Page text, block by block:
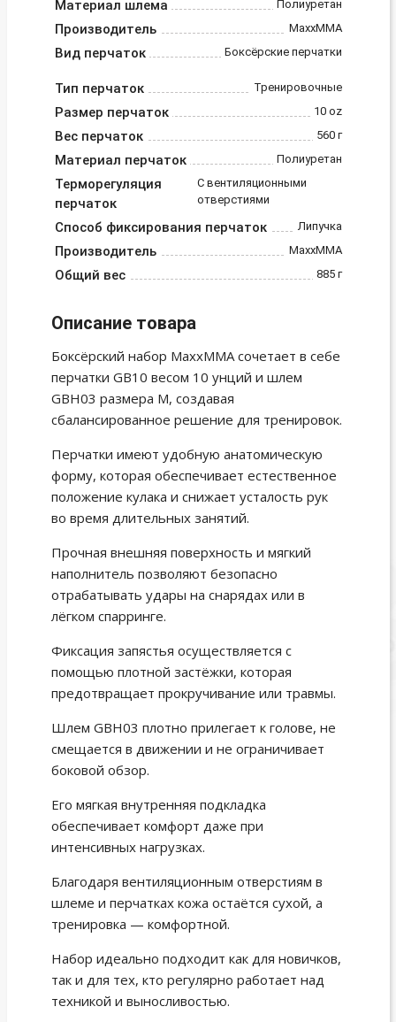
Материал шлема Полиуретан
Производитель MaxxMMA
Вид перчаток Боксёрские перчатки
Тип перчаток Тренировочные
Размер перчаток 10 oz
Вес перчаток 560 г
Материал перчаток Полиуретан
Терморегуляция
перчаток
С вентиляционными
отверстиями
Способ фиксирования перчаток Липучка
Производитель MaxxMMA
Общий вес 885 г
Описание товара
Боксёрский набор MaxxMMA сочетает в себе
перчатки GB10 весом 10 унций и шлем
GBH03 размера M, создавая
сбалансированное решение для тренировок.
Перчатки имеют удобную анатомическую
форму, которая обеспечивает естественное
положение кулака и снижает усталость рук
во время длительных занятий.
Прочная внешняя поверхность и мягкий
наполнитель позволяют безопасно
отрабатывать удары на снарядах или в
лёгком спарринге.
Фиксация запястья осуществляется с
помощью плотной застёжки, которая
предотвращает прокручивание или травмы.
Шлем GBH03 плотно прилегает к голове, не
смещается в движении и не ограничивает
боковой обзор.
Его мягкая внутренняя подкладка
обеспечивает комфорт даже при
интенсивных нагрузках.
Благодаря вентиляционным отверстиям в
шлеме и перчатках кожа остаётся сухой, а
тренировка — комфортной.
Набор идеально подходит как для новичков,
так и для тех, кто регулярно работает над
техникой и выносливостью.